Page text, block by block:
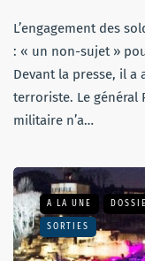
L’engagement des
: « un non-sujet »
Devant la presse, il
terroriste. Le général
militaire n’a…
A LA UNE
SORTIES